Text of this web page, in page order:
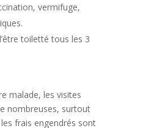
vermifuge,
toiletté tous les 3
malade, les visites
nombreuses, surtout
frais engendrés sont